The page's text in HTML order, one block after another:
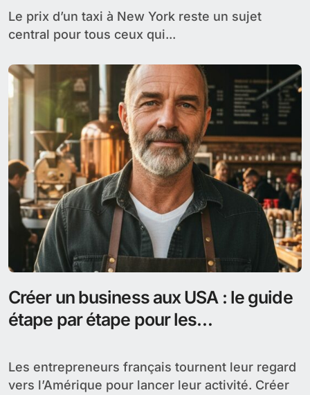
Le prix d’un taxi à New York reste un sujet
central pour tous ceux qui...
Créer un business aux USA : le guide
étape par étape pour les
Les entrepreneurs français tournent leur regard
vers l’Amérique pour lancer leur activité. Créer